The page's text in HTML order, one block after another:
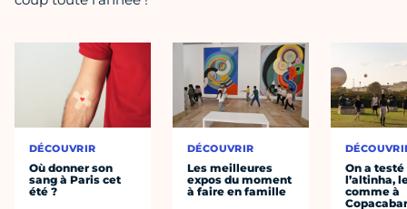
DÉCOUVRIR
Où donner son
sang à Paris cet
été ?
DÉCOUVRIR
Les meilleures
expos du moment
à faire en famille
On a testé
l’altinha,
comme à